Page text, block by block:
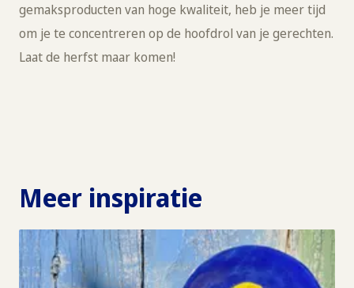
gemaksproducten van hoge kwaliteit, heb je meer tijd
om je te concentreren op de hoofdrol van je gerechten.
Laat de herfst maar komen!
Meer inspiratie